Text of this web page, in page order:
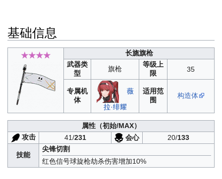
基础信息
★★★★
长旒旗枪
武器类
型
旗枪
等级上
限
35
专属机
体
薇
拉·绯耀
适用范
围
构造体
属性（初始/MAX）
攻击
41/231 会心 20/133
技能
尖锋切割
红色信号球旋枪劫杀伤害增加10%